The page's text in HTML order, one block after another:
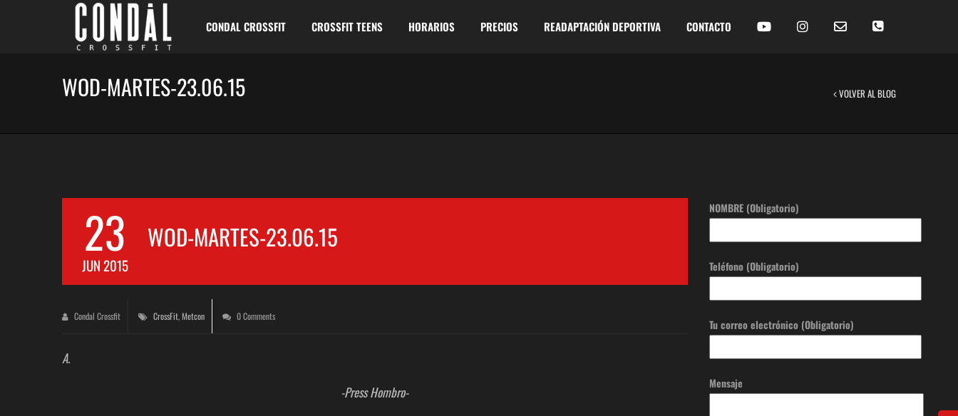
CONDAL CROSSFIT CROSSFIT TEENS HORARIOS PRECIOS READAPTACIÓN DEPORTIVA CONTACTO
WOD-MARTES-23.06.15 VOLVER AL BLOG
23
JUN 2015
WOD-MARTES-23.06.15
Condal Crossfit CrossFit,Metcon 0 Comments
A.
-Press Hombro-
NOMBRE (Obligatorio)
Teléfono (Obligatorio)
Tu correo electrónico (Obligatorio)
Mensaje